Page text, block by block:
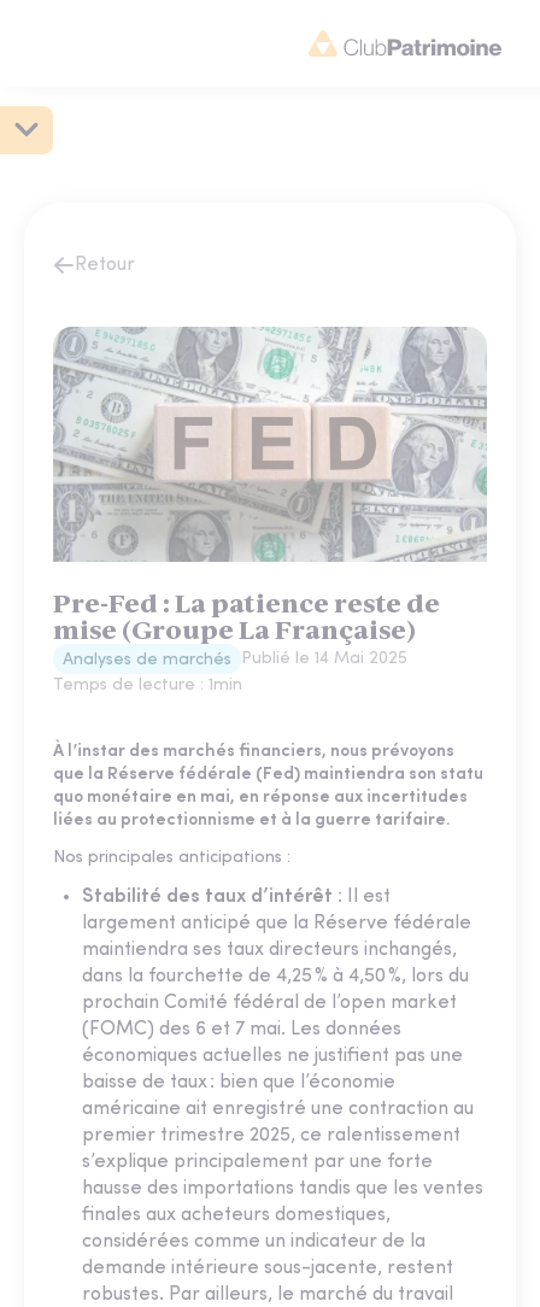
Retour
Pre-Fed : La patience reste de
mise (Groupe La Française)
Analyses de marchés Publié le 14 Mai 2025
Temps de lecture : 1min
À l’instar des marchés financiers, nous prévoyons
que la Réserve fédérale (Fed) maintiendra son statu
quo monétaire en mai, en réponse aux incertitudes
liées au protectionnisme et à la guerre tarifaire.
Nos principales anticipations :
Stabilité des taux d’intérêt : Il est
largement anticipé que la Réserve fédérale
maintiendra ses taux directeurs inchangés,
dans la fourchette de 4,25 % à 4,50 %, lors du
prochain Comité fédéral de l’open market
(FOMC) des 6 et 7 mai. Les données
économiques actuelles ne justifient pas une
baisse de taux : bien que l’économie
américaine ait enregistré une contraction au
premier trimestre 2025, ce ralentissement
s’explique principalement par une forte
hausse des importations tandis que les ventes
finales aux acheteurs domestiques,
considérées comme un indicateur de la
demande intérieure sous-jacente, restent
robustes. Par ailleurs, le marché du travail